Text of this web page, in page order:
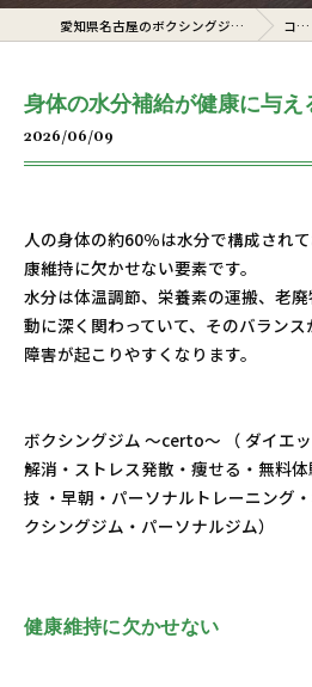
愛知県名古屋のボクシングジムならcerto コラム
身体の水分補給が健康に与え
2026/06/09
人の身体の約60％は水分で構成され
康維持に欠かせない要素です。
水分は体温調節、栄養素の運搬、老
動に深く関わっていて、そのバラン
障害が起こりやすくなります。
ボクシングジム ～certo～ （ ダイエ
解消・ストレス発散・痩せる・無料
技 ・早朝・パーソナルトレーニング
クシングジム・パーソナルジム）
健康維持に欠かせない